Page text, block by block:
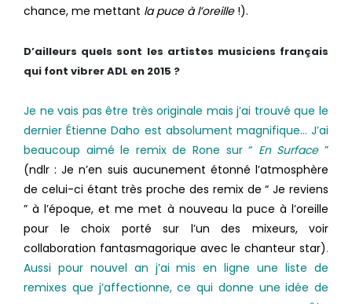
chance, me mettant la puce à l’oreille!).
D’ailleurs quels sont les artistes musiciens français
qui font vibrer ADL en 2015 ?
Je ne vais pas être très originale mais j’ai trouvé que le
dernier Étienne Daho est absolument magnifique… J’ai
beaucoup aimé le remix de Rone sur “ En Surface”
(ndlr : Je n’en suis aucunement étonné l’atmosphère
de celui-ci étant très proche des remix de “ Je reviens
” à l’époque, et me met à nouveau la puce à l’oreille
pour le choix porté sur l’un des mixeurs, voir
collaboration fantasmagorique avec le chanteur star).
Aussi pour nouvel an j’ai mis en ligne une liste de
remixes que j’affectionne, ce qui donne une idée de